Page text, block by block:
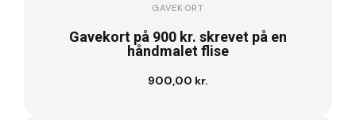
GAVEKORT
Gavekort på 900 kr. skrevet på en
håndmalet flise
900,00 kr.
Læg i kurv